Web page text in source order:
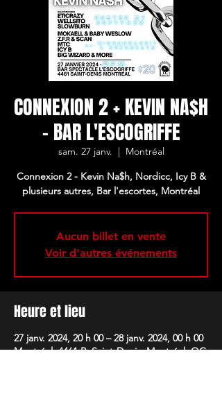
CONNEXION 2 + KEVIN NA$H
- BAR L'ESCOGRIFFE
sam. 27 janv.
  |
Montréal
Connexion 2 - Kevin Na$h, Nordicc, Icy B &
plusieurs autres, Bar l'escortes, Montréal
Aucun billet en vente
Voir d'autres événements
Heure et lieu
27 janv. 2024, 20 h 00 – 28 janv. 2024, 00 h 00
Montréal, 4461 R. Saint-Denis, Montréal, QC